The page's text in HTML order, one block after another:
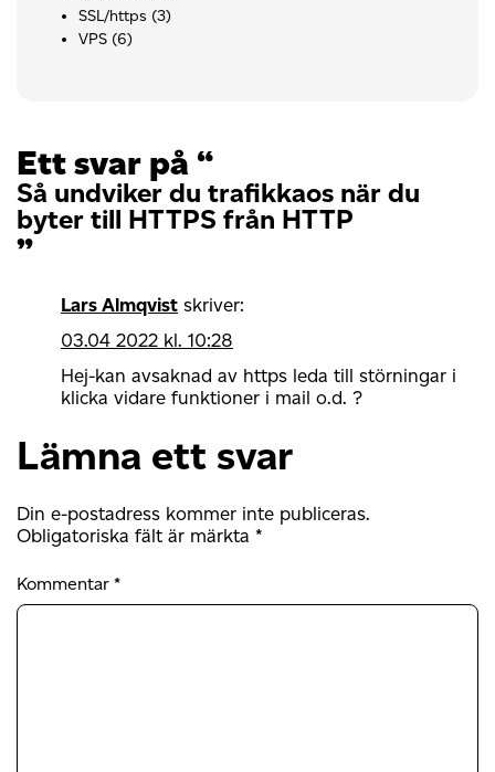
SSL/https (3)
VPS (6)
Ett svar på “
Så undviker du trafikkaos när du
byter till HTTPS från HTTP
”
Lars Almqvist skriver:
03.04 2022 kl. 10:28
Hej-kan avsaknad av https leda till störningar i
klicka vidare funktioner i mail o.d. ?
Lämna ett svar
Din e-postadress kommer inte publiceras.
Obligatoriska fält är märkta *
Kommentar *